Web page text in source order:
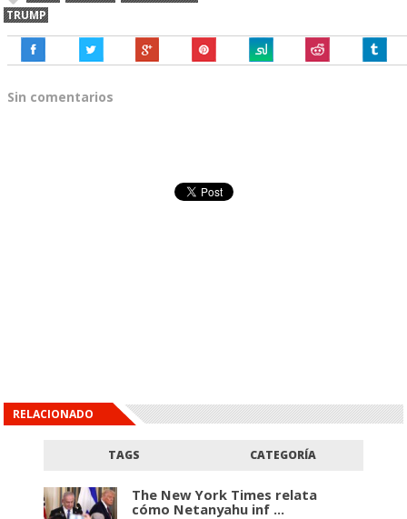
TRUMP
Sin comentarios
RELACIONADO
TAGS CATEGORÍA
The New York Times relata
cómo Netanyahu inf ...